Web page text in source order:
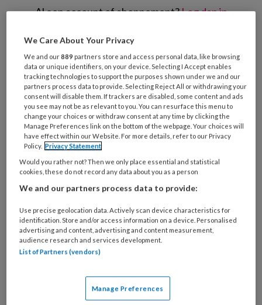
Al een account of abonnement?Log dan in
Wat
is
je
e-
mailadres?
* *
Kies
je
wachtwoord* *
Kies
je
functie *
Bij
organisatie
werk
je?
Untitled
Ontvang 2x per week de
KinderopvangTotaal nieuwsbrief
Management Kinderopvang
We Care About Your Privacy
We and our889 partners store and access personal data, like browsing
data or unique identifiers, on your device. Selecting I Accept enables
tracking technologies to support the purposes shown under we and our
partners process data to provide. Selecting Reject All or withdrawing your
consent will disable them. If trackers are disabled, some content and ads
you see may not be as relevant to you. You can resurface this menu to
change your choices or withdraw consent at any time by clicking the
Manage Preferences link on the bottom of the webpage. Your choices will
have effect within our Website. For more details, refer to our Privacy
Policy. Privacy Statement
Would you rather not? Then we only place essential and statistical
cookies, these do not record any data about you as a person
We and our partners process data to provide:
Use precise geolocation data. Actively scan device characteristics for
identification. Store and/or access information on a device. Personalised
advertising and content, advertising and content measurement,
audience research and services development.
List of Partners (vendors)
Manage Preferences